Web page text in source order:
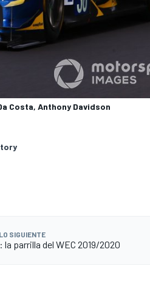
Costa, Anthony Davidson
SIGUIENTE
la parrilla del WEC 2019/2020